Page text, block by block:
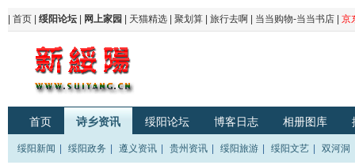
首页 绥阳论坛 网上家园 天猫精选 聚划算 旅行去啊 当当购物-当当书店 京
首页 诗乡资讯 绥阳论坛 博客日志 相册图库
绥阳新闻 绥阳政务 遵义资讯 贵州资讯 绥阳旅游 绥阳文艺 双河洞